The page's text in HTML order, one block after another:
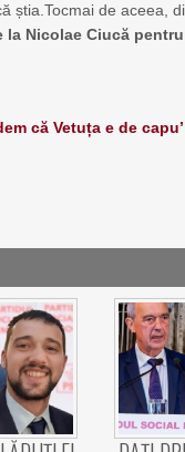
știa.Tocmai de aceea,
la Nicolae Ciucă
că Vetuța e de